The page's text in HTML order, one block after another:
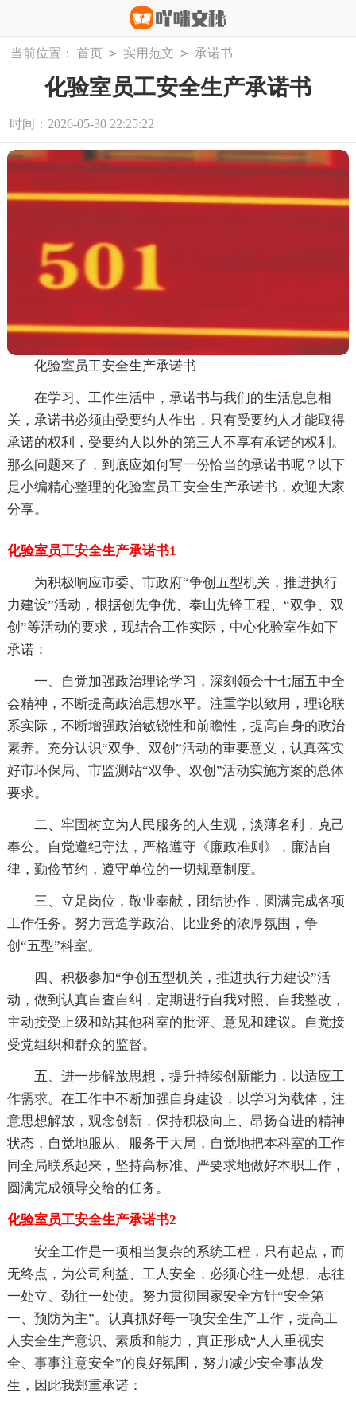
当前位置： 首页 > 实用范文 > 承诺书
化验室员工安全生产承诺书
时间：2026-05-30 22:25:22
化验室员工安全生产承诺书
在学习、工作生活中，承诺书与我们的生活息息相
关，承诺书必须由受要约人作出，只有受要约人才能取得
承诺的权利，受要约人以外的第三人不享有承诺的权利。
那么问题来了，到底应如何写一份恰当的承诺书呢？以下
是小编精心整理的化验室员工安全生产承诺书，欢迎大家
分享。
化验室员工安全生产承诺书1
为积极响应市委、市政府“争创五型机关，推进执行
力建设”活动，根据创先争优、泰山先锋工程、“双争、双
创”等活动的要求，现结合工作实际，中心化验室作如下
承诺：
一、自觉加强政治理论学习，深刻领会十七届五中全
会精神，不断提高政治思想水平。注重学以致用，理论联
系实际，不断增强政治敏锐性和前瞻性，提高自身的政治
素养。充分认识“双争、双创”活动的重要意义，认真落实
好市环保局、市监测站“双争、双创”活动实施方案的总体
要求。
二、牢固树立为人民服务的人生观，淡薄名利，克己
奉公。自觉遵纪守法，严格遵守《廉政准则》，廉洁自
律，勤俭节约，遵守单位的一切规章制度。
三、立足岗位，敬业奉献，团结协作，圆满完成各项
工作任务。努力营造学政治、比业务的浓厚氛围，争
创“五型”科室。
四、积极参加“争创五型机关，推进执行力建设”活
动，做到认真自查自纠，定期进行自我对照、自我整改，
主动接受上级和站其他科室的批评、意见和建议。自觉接
受党组织和群众的监督。
五、进一步解放思想，提升持续创新能力，以适应工
作需求。在工作中不断加强自身建设，以学习为载体，注
意思想解放，观念创新，保持积极向上、昂扬奋进的精神
状态，自觉地服从、服务于大局，自觉地把本科室的工作
同全局联系起来，坚持高标准、严要求地做好本职工作，
圆满完成领导交给的任务。
化验室员工安全生产承诺书2
安全工作是一项相当复杂的系统工程，只有起点，而
无终点，为公司利益、工人安全，必须心往一处想、志往
一处立、劲往一处使。努力贯彻国家安全方针“安全第
一、预防为主”。认真抓好每一项安全生产工作，提高工
人安全生产意识、素质和能力，真正形成“人人重视安
全、事事注意安全”的良好氛围，努力减少安全事故发
生，因此我郑重承诺：